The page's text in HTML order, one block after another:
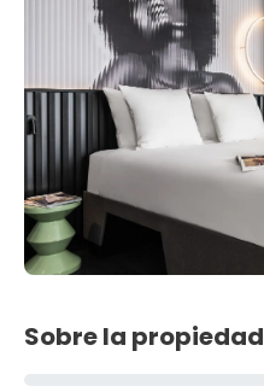
Sobre la propiedad